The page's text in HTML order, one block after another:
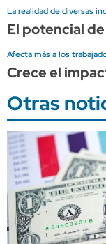
La realidad de diversas
El potencial
Afecta más a los
Crece el
Otras